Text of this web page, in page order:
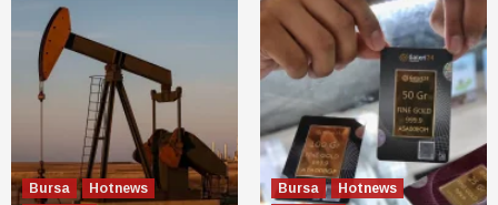
Bursa
Hotnews
Bursa
Hotnews